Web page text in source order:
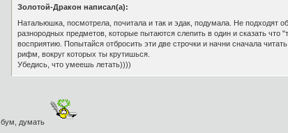
Золотой-Дракон написал(а):
Натальюшка, посмотрела, почитала и так и эдак, подумала. Не подходят
разнородных предметов, которые пытаются слепить в один и сказать что
восприятию. Попытайся отбросить эти две строчки и начни сначала
рифм, вокруг которых ты крутишься.
Убедись, что умеешь летать))))
бум, думать